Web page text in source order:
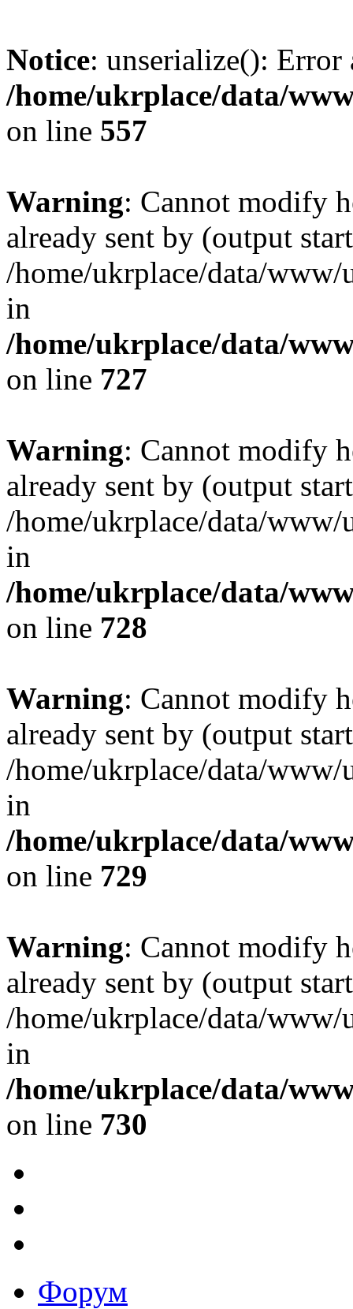
Notice: unserialize():
/home/ukrplace/data/
on line 557
Warning: Cannot modify
already sent by (output
/home/ukrplace/data/
in
/home/ukrplace/data/
on line 727
Warning: Cannot modify
already sent by (output
/home/ukrplace/data/
in
/home/ukrplace/data/
on line 728
Warning: Cannot modify
already sent by (output
/home/ukrplace/data/
in
/home/ukrplace/data/
on line 729
Warning: Cannot modify
already sent by (output
/home/ukrplace/data/
in
/home/ukrplace/data/
on line 730
Форум